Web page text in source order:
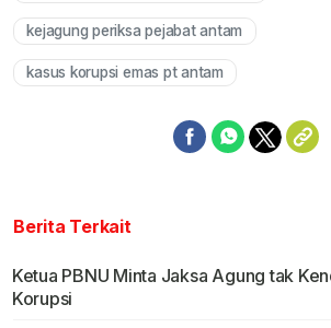
kejagung periksa pejabat antam
kasus korupsi emas pt antam
Berita Terkait
Ketua PBNU Minta Jaksa Agung tak
Korupsi